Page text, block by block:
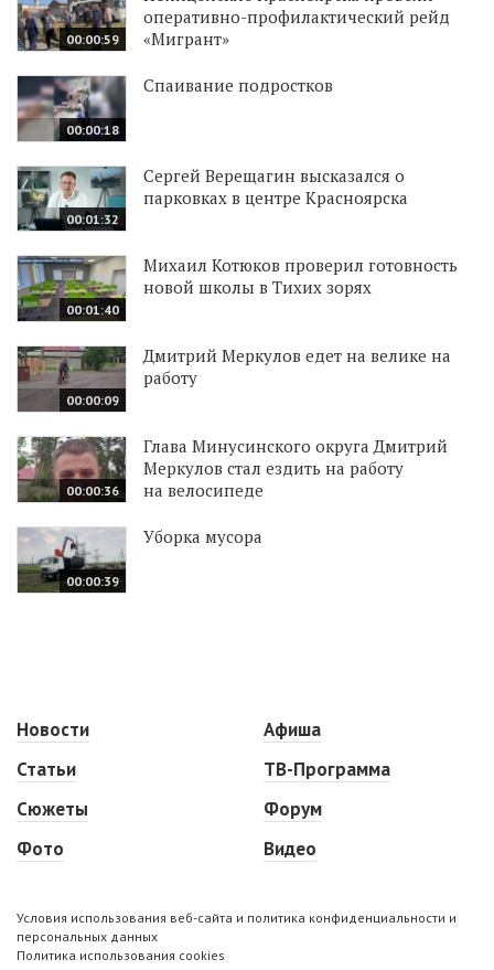
00:00:59
оперативно-профилактический рейд
«Мигрант»
00:00:18
Спаивание подростков
00:01:32
Сергей Верещагин высказался о
парковках в центре Красноярска
00:01:40
Михаил Котюков проверил готовность
новой школы в Тихих зорях
00:00:09
Дмитрий Меркулов едет на велике на
работу
00:00:36
Глава Минусинского округа Дмитрий
Меркулов стал ездить на работу
на велосипеде
00:00:39
Уборка мусора
Новости
Статьи
Сюжеты
Фото
Афиша
ТВ-Программа
Форум
Видео
Условия использования веб-сайта и политика конфиденциальности и
персональных данных
Политика использования cookies